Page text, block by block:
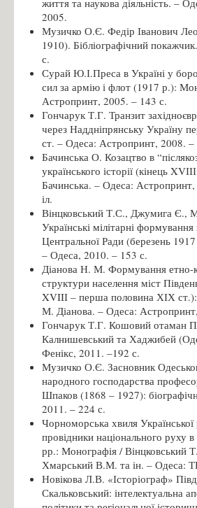
2005.
Музичко О.Є. Федір Іванович
1910). Бібліографічний
с.
Сурай Ю.І.Преса в Україні у
сил за армію і флот (1917 р.):
Астропринт, 2005. – 143 с.
Гончарук Т.Г. Транзит
через Наддніпрянську Україну
ст. – Одеса: Астропринт, 2008. –
Бачинська О. Козацтво в
українського історії (кінець
Бачинська. – Одеса:
іл.
Вінцковський Т.С., Джумига Є.,
Українські мілітарні
Центральної Ради (березень
– Одеса, 2010. – 153 с.
Діанова Н. М. Формування етно-
структури населення міст
XVIIІ – перша половина ХІХ
М. Діанова. – Одеса:
Гончарук Т.Г. Кошовий отаман
Калнишевський та Хаджибей
Фенікс, 2011. –192 с.
Музичко О.Є. Засновник
народного господарства
Шпаков (1868 – 1927):
2011. – 224 с.
Чорноморська хвиля Української
провідники національного руху
рр.: Монографія / Вінцковський
Хмарський В.М. та ін. – Одеса:
Новікова Л.В. «Історіограф»
Скальковський: інтелектуальна